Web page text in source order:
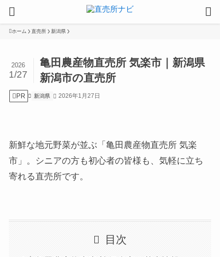
ホーム 直売所 新潟県
亀田農産物直売所 気楽市｜新潟県
新潟市の直売所
2026
1/27
PR 新潟県 2026年1月27日
新鮮な地元野菜が並ぶ「亀田農産物直売所 気楽
市」。シニアの方も初心者の皆様も、気軽に立ち
寄れる直売所です。
目次